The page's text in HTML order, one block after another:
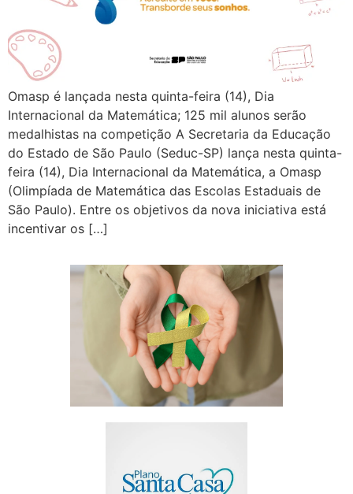
Omasp é lançada nesta quinta-feira (14), Dia
Internacional da Matemática; 125 mil alunos serão
medalhistas na competição A Secretaria da Educação
do Estado de São Paulo (Seduc-SP) lança nesta quinta-
feira (14), Dia Internacional da Matemática, a Omasp
(Olimpíada de Matemática das Escolas Estaduais de
São Paulo). Entre os objetivos da nova iniciativa está
incentivar os […]